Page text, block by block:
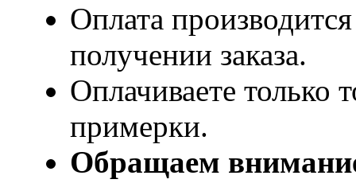
Оплата
получении заказа.
Оплачиваете только
примерки.
Обращаем